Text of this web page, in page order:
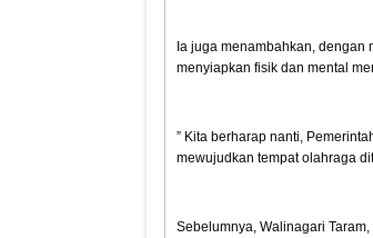
Ia juga menambahkan, dengan
menyiapkan fisik dan mental
” Kita berharap nanti,
mewujudkan tempat olahraga
Sebelumnya, Walinagari